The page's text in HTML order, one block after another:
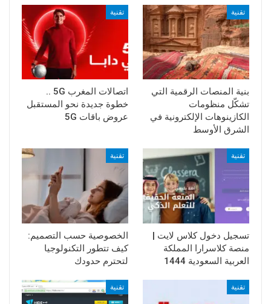
تقنية
بنية المنصات الرقمية التي
تشكّل منظومات
الكازينوهات الإلكترونية في
الشرق الأوسط
تقنية
اتصالات المغرب 5G ..
خطوة جديدة نحو المستقبل
عروض باقات 5G
تقنية
تسجيل دخول كلاس لايت |
منصة كلاسرارا المملكة
العربية السعودية 1444
تقنية
الخصوصية حسب التصميم:
كيف تتطور التكنولوجيا
لتحترم حدودك
تقنية تقنية